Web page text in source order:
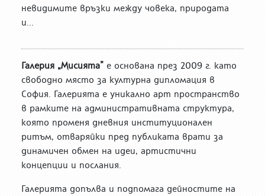
невидимите връзки между човека, природата
и...
Галерия „Мисията” е основана през 2009 г. като
свободно място за културна дипломация в
София. Галерията е уникално арт пространство
в рамките на административната структура,
която променя дневния институционален
ритъм, отваряйки пред публиката врати за
динамичен обмен на идеи, артистични
концепции и послания.
Галерията допълва и подпомага дейностите на